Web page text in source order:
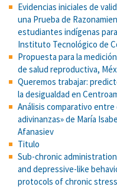
Evidencias iniciales de
una Prueba de
estudiantes indígenas
Instituto Tecnológico de
Propuesta para la
de salud reproductiva,
Queremos trabajar:
la desigualdad en
Análisis comparativo
adivinanzas» de María
Afanasiev
Titulo
Sub-chronic
and depressive-like
protocols of chronic